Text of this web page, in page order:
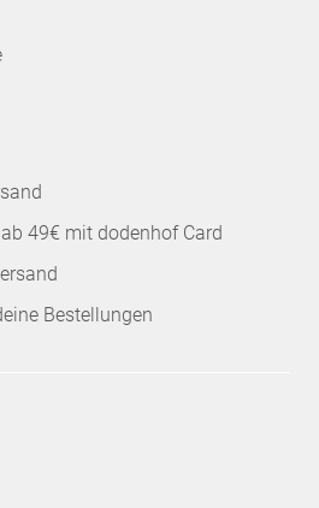
49€ mit dodenhof Card
Bestellungen